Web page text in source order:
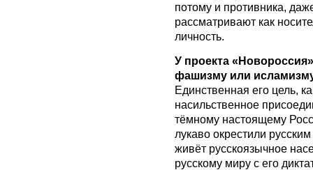
потому и противника,
рассматривают как
личность.
У проекта
фашизму или
Единственная его цель,
насильственное
тёмному настоящему
лукаво окрестили
живёт русскоязычное
русскому миру с его